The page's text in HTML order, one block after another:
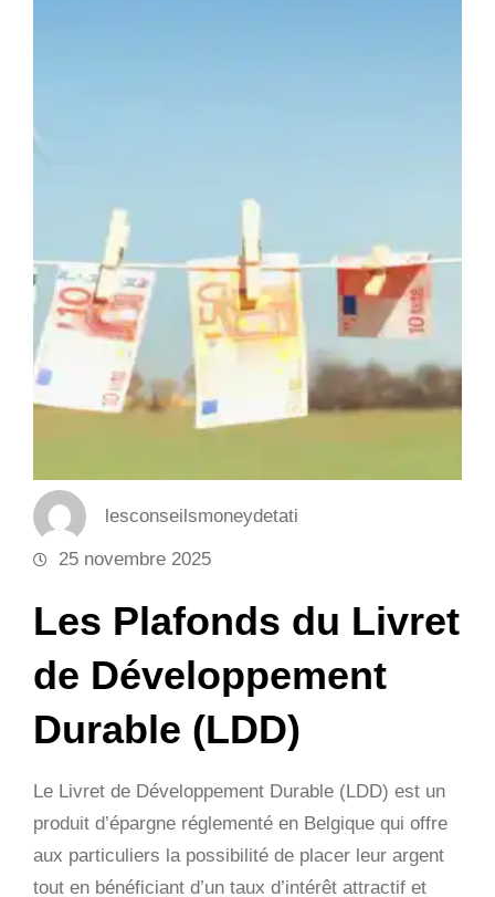
lesconseilsmoneydetati
25 novembre 2025
Les Plafonds du Livret
de Développement
Durable (LDD)
Le Livret de Développement Durable (LDD) est un
produit d’épargne réglementé en Belgique qui offre
aux particuliers la possibilité de placer leur argent
tout en bénéficiant d’un taux d’intérêt attractif et